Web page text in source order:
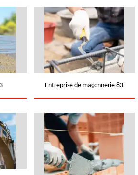
Entreprise de maçonnerie 83